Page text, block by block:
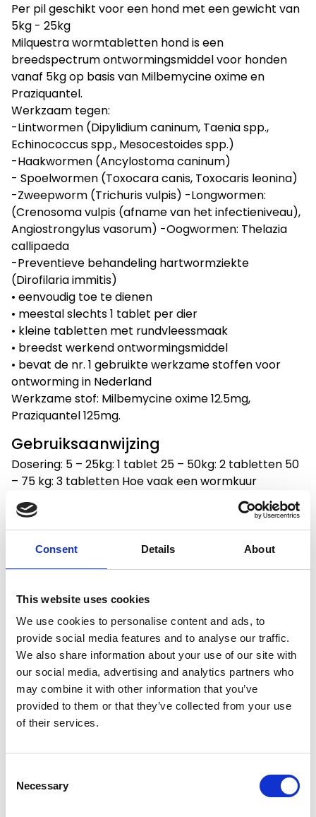
Consent Details About
This website uses cookies
We use cookies to personalise content and ads, to
provide social media features and to analyse our traffic.
We also share information about your use of our site with
our social media, advertising and analytics partners who
may combine it with other information that you’ve
provided to them or that they’ve collected from your use
of their services.
Selection
Necessary
Per pil geschikt voor een hond met een gewicht van
5kg - 25kg
Milquestra wormtabletten hond is een
breedspectrum ontwormingsmiddel voor honden
vanaf 5kg op basis van Milbemycine oxime en
Praziquantel.
Werkzaam tegen:
-Lintwormen (Dipylidium caninum, Taenia spp.,
Echinococcus spp., Mesocestoides spp.)
-Haakwormen (Ancylostoma caninum)
- Spoelwormen (Toxocara canis, Toxocaris leonina)
-Zweepworm (Trichuris vulpis) -Longwormen:
(Crenosoma vulpis (afname van het infectieniveau),
Angiostrongylus vasorum) -Oogwormen: Thelazia
callipaeda
-Preventieve behandeling hartwormziekte
(Dirofilaria immitis)
• eenvoudig toe te dienen
• meestal slechts 1 tablet per dier
• kleine tabletten met rundvleessmaak
• breedst werkend ontwormingsmiddel
• bevat de nr. 1 gebruikte werkzame stoffen voor
ontworming in Nederland
Werkzame stof: Milbemycine oxime 12.5mg,
Praziquantel 125mg.
Gebruiksaanwijzing
Dosering: 5 – 25kg: 1 tablet 25 – 50kg: 2 tabletten 50
– 75 kg: 3 tabletten Hoe vaak een wormkuur
toegepast dient te worden hangt af van o.a. de
leeftijd en de omgeving van het dier. Gemiddeld is dit
4x per jaar. Indien uw hond meegaat op vakantie, is
het verstandig navraag te doen of voor het
betreffende land een ander advies geldt. Kijk voor
ontwormen op: www.beaphar.nl/wormen
Samenstelling
Ingrediënten : Milbemycine oxime 12.5mg,
Praziquantel 125mg.
Bijsluiter
Productspecificaties